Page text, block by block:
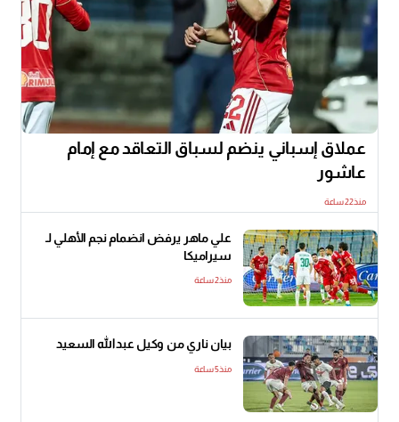
عملاق إسباني ينضم لسباق التعاقد مع إمام
عاشور
منذ22 ساعة
علي ماهر يرفض انضمام نجم الأهلي لـ
سيراميكا
منذ2 ساعة
بيان ناري من وكيل عبدالله السعيد
منذ5 ساعة